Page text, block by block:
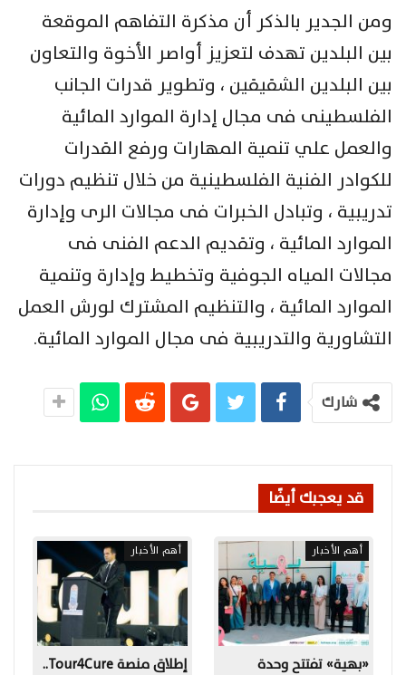
ومن الجدير بالذكر أن مذكرة التفاهم الموقعة
بين البلدين تهدف لتعزيز أواصر الأخوة والتعاون
بين البلدين الشقيقين ، وتطوير قدرات الجانب
الفلسطينى فى مجال إدارة الموارد المائية
والعمل علي تنمية المهارات ورفع القدرات
للكوادر الفنية الفلسطينية من خلال تنظيم دورات
تدريبية ، وتبادل الخبرات فى مجالات الرى وإدارة
الموارد المائية ، وتقديم الدعم الفنى فى
مجالات المياه الجوفية وتخطيط وإدارة وتنمية
الموارد المائية ، والتنظيم المشترك لورش العمل
التشاورية والتدريبية فى مجال الموارد المائية.
شارك
قد يعجبك أيضًا
أهم الأخبار
«بهية» تفتتح وحدة
أهم الأخبار
إطلاق منصة Tour4Cure..